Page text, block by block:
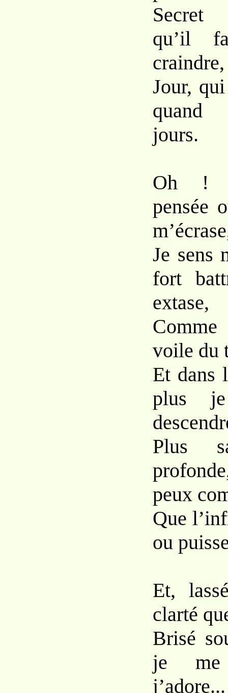
Secret
qu’il
craindre,
Jour,
quand
jours.
Oh !
pensée
Je sens
fort
extase,
voile du
Et dans
plus
Plus
peux
Que
ou
Et,
clarté
Brisé
je me
j’adore...